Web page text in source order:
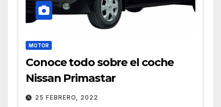
MOTOR
Conoce todo sobre el coche
Nissan Primastar
25 FEBRERO, 2022